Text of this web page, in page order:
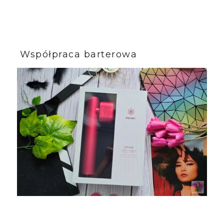
Współpraca barterowa